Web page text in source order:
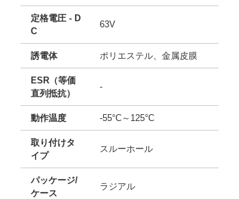
定格電圧 - D
C
63V
誘電体 ポリエステル、金属皮膜
ESR（等価
直列抵抗）
-
動作温度 -55°C～125°C
取り付けタ
イプ
スルーホール
パッケージ/
ケース
ラジアル